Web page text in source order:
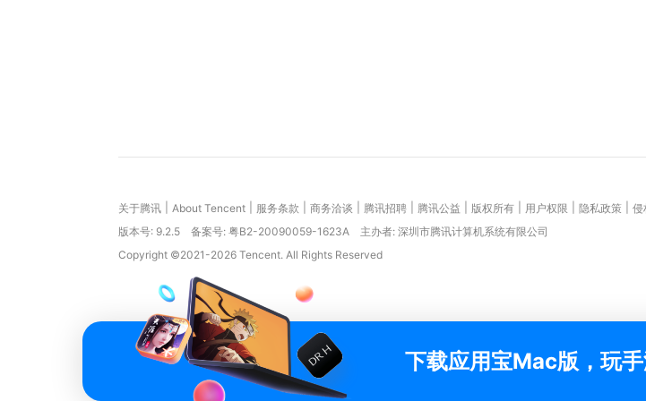
关于腾讯 About Tencent 服务条款 商务洽谈 腾讯招聘 腾讯公益 版权所有 用户权限 隐私政策 侵
版本号: 9.2.5 备案号: 粤B2-20090059-1623A
主办者: 深圳市腾讯计算机系统有限公司
Copyright ©2021-2026 Tencent. All Rights Reserved
下载应用宝Mac版，玩